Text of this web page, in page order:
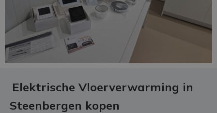
Elektrische Vloerverwarming in
Steenbergen kopen